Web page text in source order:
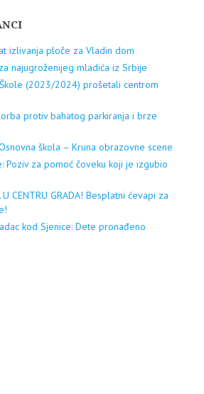
izlivanja ploče za Vladin dom
najugroženijeg mladića iz Srbije
(2023/2024) prošetali centrom
protiv bahatog parkiranja i brze
škola – Kruna obrazovne scene
Poziv za pomoć čoveku koji je izgubio
U CENTRU GRADA! Besplatni ćevapi za
kod Sjenice: Dete pronađeno